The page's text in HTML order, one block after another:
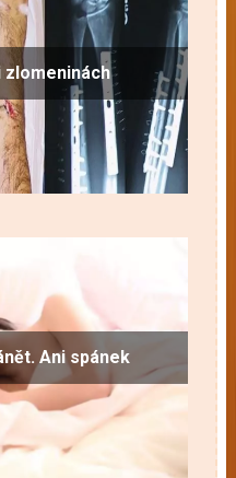
zlomeninách
Ani spánek